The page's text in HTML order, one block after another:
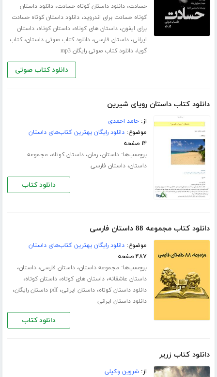
حسادت،دانلود داستان کوتاه حسادت،دانلود داستان
کوتاه حسادت برای اندروید،دانلود داستان کوتاه حسادت
برای ایفون،داستان های کوتاه،داستان کوتاه،داستان
ایرانی،داستان فارسی،دانلود کتاب صوتی داستان،کتاب
گویا،دانلود کتاب صوتی رایگان mp3
دانلود کتاب صوتی
دانلود کتاب داستان رویای شیرین
از:حامد احمدی
موضوع:دانلود رایگان بهترین کتاب‌های داستان
۱۴ صفحه
برچسب‌ها:داستان،رمان،داستان کوتاه، مجموعه
داستان،داستان فارسی
دانلود کتاب
دانلود کتاب مجموعه 88 داستان فارسی
موضوع:دانلود رایگان بهترین کتاب‌های داستان
۴۸۷ صفحه
برچسب‌ها: مجموعه داستان،داستان فارسی،داستان،
داستان عاشقانه،داستان های کوتاه،داستان کوتاه،
دانلود داستان کوتاه،داستان ایرانی،pdf داستان رایگان ،
دانلود داستان ایرانی
دانلود کتاب
دانلود کتاب زریر
از:شروین وکیلی